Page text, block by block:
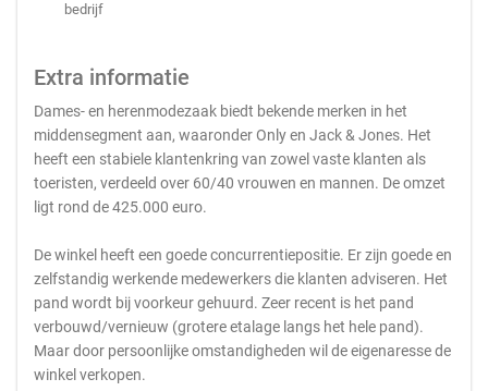
bedrijf
Extra informatie
Dames- en herenmodezaak biedt bekende merken in het
middensegment aan, waaronder Only en Jack & Jones. Het
heeft een stabiele klantenkring van zowel vaste klanten als
toeristen, verdeeld over 60/40 vrouwen en mannen. De omzet
ligt rond de 425.000 euro.
De winkel heeft een goede concurrentiepositie. Er zijn goede en
zelfstandig werkende medewerkers die klanten adviseren. Het
pand wordt bij voorkeur gehuurd. Zeer recent is het pand
verbouwd/vernieuw (grotere etalage langs het hele pand).
Maar door persoonlijke omstandigheden wil de eigenaresse de
winkel verkopen.